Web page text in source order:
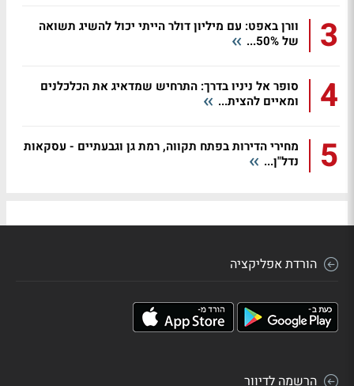
3
וורן באפט: עם מיליון דולר הייתי יכול להשיג תשואה
של 50%...
4
סופר אל ניניו בדרך: התרחיש שמדאיג את הכלכלנים
ומאיים להצית...
5
מחירי הדירות בפתח תקווה, רמת גן וגבעתיים - עסקאות
נדל"ן...
הורדת אפליקציה
הרשמה לדיוור